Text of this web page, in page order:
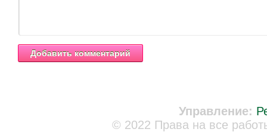
Управление:
© 2022 Права на все